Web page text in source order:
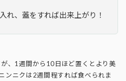
れ、蓋をすれば出来上がり！
、1週間から10日ほど置くとより美
ンニクは2週間程すれば食べられま